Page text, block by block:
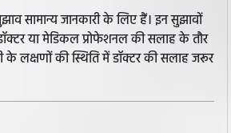
सामान्य जानकारी के लिए हैं। इन सुझावों
या मेडिकल प्रोफेशनल की सलाह के तौर
के लक्षणों की स्थिति में डॉक्टर की सलाह जरूर